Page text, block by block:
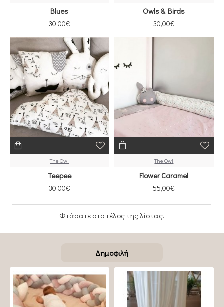
Blues
30,00€
Owls & Birds
30,00€
The Owl
Teepee
30,00€
The Owl
Flower Caramel
55,00€
Φτάσατε στο τέλος της λίστας.
Δημοφιλή